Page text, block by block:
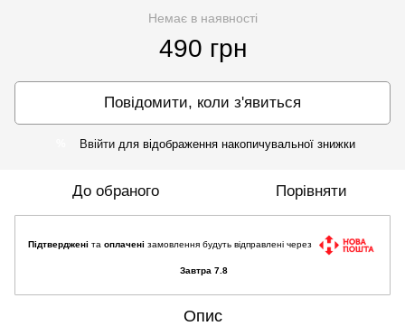
Немає в наявності
490 грн
Повідомити, коли з'явиться
Ввійтидля відображення накопичувальної знижки
До обраного Порівняти
Підтверджені та оплачені замовлення будуть відправлені через
Завтра 7.8
Опис